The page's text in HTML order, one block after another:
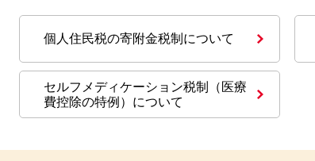
個人住民税の寄附金税制について
セルフメディケーション税制（医療
費控除の特例）について